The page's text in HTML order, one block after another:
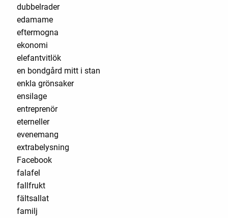
dubbelrader
edamame
eftermogna
ekonomi
elefantvitlök
en bondgård mitt i stan
enkla grönsaker
ensilage
entreprenör
eterneller
evenemang
extrabelysning
Facebook
falafel
fallfrukt
fältsallat
familj